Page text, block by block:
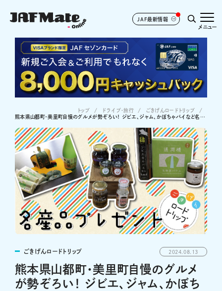
JAF最新情報
メニュー
トップ ドライブ･旅行
ごきげんロードトリップ
熊本県山都町・美里町自慢のグルメが勢ぞろい！ ジビエ、ジャム、かぼちゃパイなど名産品をプレゼント
ごきげんロードトリップ 2024.08.13
熊本県山都町・美里町自慢のグルメ
が勢ぞろい！ ジビエ、ジャム、かぼち